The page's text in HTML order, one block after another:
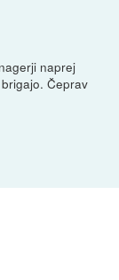
naprej
Čeprav